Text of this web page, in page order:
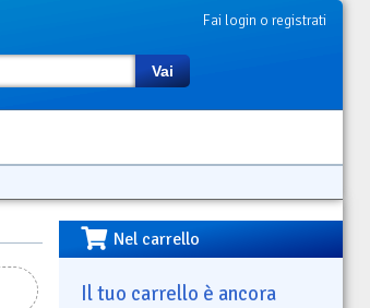
Fai login o registrati
Vai
Nel carrello
Il tuo carrello è ancora